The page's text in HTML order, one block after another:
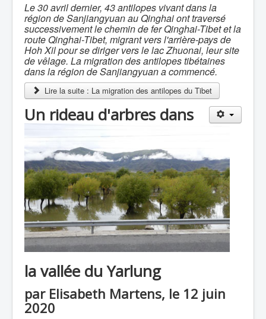
Le 30 avril dernier, 43 antilopes vivant dans la
région de Sanjiangyuan au Qinghai ont traversé
successivement le chemin de fer Qinghai-Tibet et la
route Qinghai-Tibet, migrant vers l'arrière-pays de
Hoh Xil pour se diriger vers le lac Zhuonai, leur site
de vêlage. La migration des antilopes tibétaines
dans la région de Sanjiangyuan a commencé.
Lire la suite : La migration des antilopes du Tibet
Un rideau d'arbres dans
la vallée du Yarlung
par Elisabeth Martens, le 12 juin
2020